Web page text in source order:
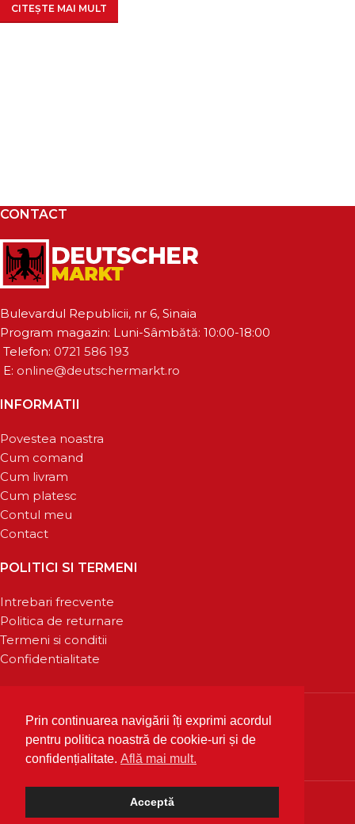
Prin continuarea navigării îți exprimi acordul
pentru politica noastră de cookie-uri și de
confidențialitate. Află mai mult.
Acceptă
CITEȘTE MAI MULT
CONTACT
Bulevardul Republicii, nr 6, Sinaia
Program magazin: Luni-Sâmbătă: 10:00-18:00
Telefon: 0721 586 193
E: online@deutschermarkt.ro
INFORMATII
Povestea noastra
Cum comand
Cum livram
Cum platesc
Contul meu
Contact
POLITICI SI TERMENI
Intrebari frecvente
Politica de returnare
Termeni si conditii
Confidentialitate